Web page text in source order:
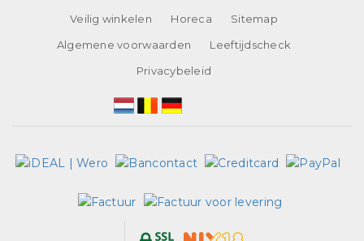
Veilig winkelen
Horeca
Sitemap
Algemene voorwaarden
Leeftijdscheck
Privacybeleid